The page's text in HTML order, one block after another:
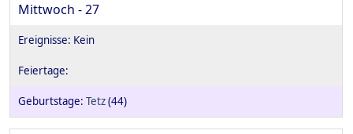
Mittwoch - 27
Tetz(44)